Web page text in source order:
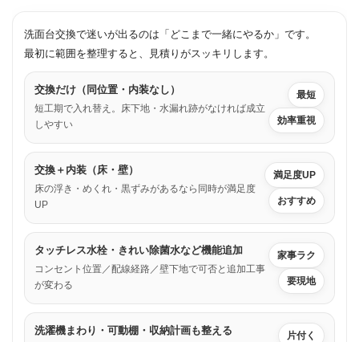
洗面台交換で迷いが出るのは「どこまで一緒にやるか」です。
最初に範囲を整理すると、見積りがスッキリします。
交換だけ（同位置・内装なし）
短工期で入れ替え。床下地・水漏れ跡がなければ成立
しやすい
最短
効率重視
交換＋内装（床・壁）
床の浮き・めくれ・黒ずみがあるなら同時が満足度
UP
満足度UP
おすすめ
タッチレス水栓・きれい除菌水など機能追加
コンセント位置／配線経路／壁下地で可否と追加工事
が変わる
家事ラク
要現地
洗濯機まわり・可動棚・収納計画も整える 片付く